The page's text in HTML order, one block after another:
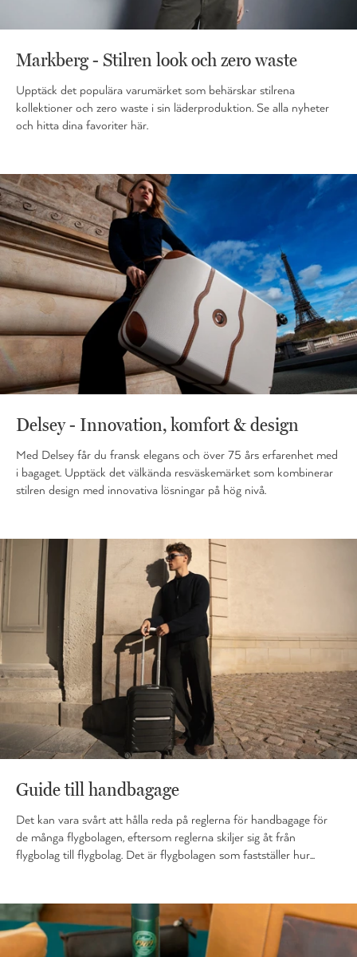
Markberg - Stilren look och zero waste
Upptäck det populära varumärket som behärskar stilrena
kollektioner och zero waste i sin läderproduktion. Se alla nyheter
och hitta dina favoriter här.
Delsey - Innovation, komfort & design
Med Delsey får du fransk elegans och över 75 års erfarenhet med
i bagaget. Upptäck det välkända resväskemärket som kombinerar
stilren design med innovativa lösningar på hög nivå.
Guide till handbagage
Det kan vara svårt att hålla reda på reglerna för handbagage för
de många flygbolagen, eftersom reglerna skiljer sig åt från
flygbolag till flygbolag. Det är flygbolagen som fastställer hur...